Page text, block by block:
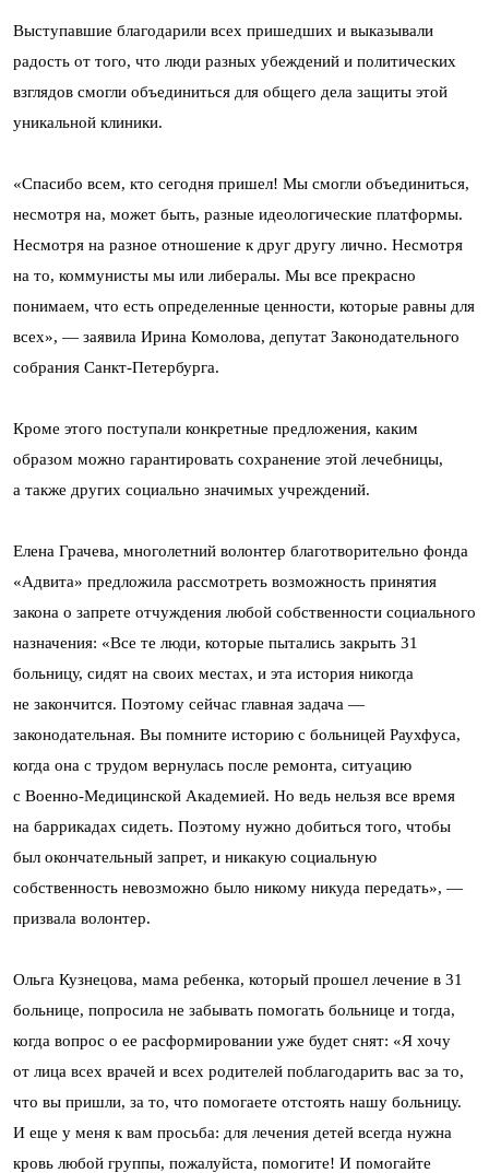
Выступавшие благодарили всех пришедших и выказывали
радость от того, что люди разных убеждений и политических
взглядов смогли объединиться для общего дела защиты этой
уникальной клиники.
«Спасибо всем, кто сегодня пришел! Мы смогли объединиться,
несмотря на, может быть, разные идеологические платформы.
Несмотря на разное отношение к друг другу лично. Несмотря
на то, коммунисты мы или либералы. Мы все прекрасно
понимаем, что есть определенные ценности, которые равны для
всех», — заявила Ирина Комолова, депутат Законодательного
собрания Санкт-Петербурга.
Кроме этого поступали конкретные предложения, каким
образом можно гарантировать сохранение этой лечебницы,
а также других социально значимых учреждений.
Елена Грачева, многолетний волонтер благотворительно фонда
«Адвита» предложила рассмотреть возможность принятия
закона о запрете отчуждения любой собственности социального
назначения: «Все те люди, которые пытались закрыть 31
больницу, сидят на своих местах, и эта история никогда
не закончится. Поэтому сейчас главная задача —
законодательная. Вы помните историю с больницей Раухфуса,
когда она с трудом вернулась после ремонта, ситуацию
с Военно-Медицинской Академией. Но ведь нельзя все время
на баррикадах сидеть. Поэтому нужно добиться того, чтобы
был окончательный запрет, и никакую социальную
собственность невозможно было никому никуда передать», —
призвала волонтер.
Ольга Кузнецова, мама ребенка, который прошел лечение в 31
больнице, попросила не забывать помогать больнице и тогда,
когда вопрос о ее расформировании уже будет снят: «Я хочу
от лица всех врачей и всех родителей поблагодарить вас за то,
что вы пришли, за то, что помогаете отстоять нашу больницу.
И еще у меня к вам просьба: для лечения детей всегда нужна
кровь любой группы, пожалуйста, помогите! И помогайте